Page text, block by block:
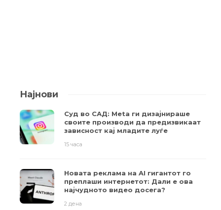
Најнови
Суд во САД: Meta ги дизајнираше
своите производи да предизвикаат
зависност кај младите луѓе
15 часа
Новата реклама на AI гигантот го
преплаши интернетот: Дали е ова
најчудното видео досега?
2 дена